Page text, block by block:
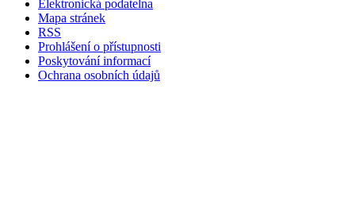
Elektronická podatelna
Mapa stránek
RSS
Prohlášení o přístupnosti
Poskytování informací
Ochrana osobních údajů